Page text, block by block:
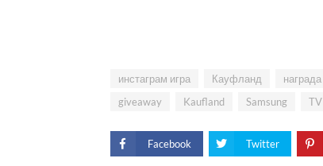
инстаграм игра Кауфланд награда
giveaway
Kaufland Samsung TV
Facebook Twitter